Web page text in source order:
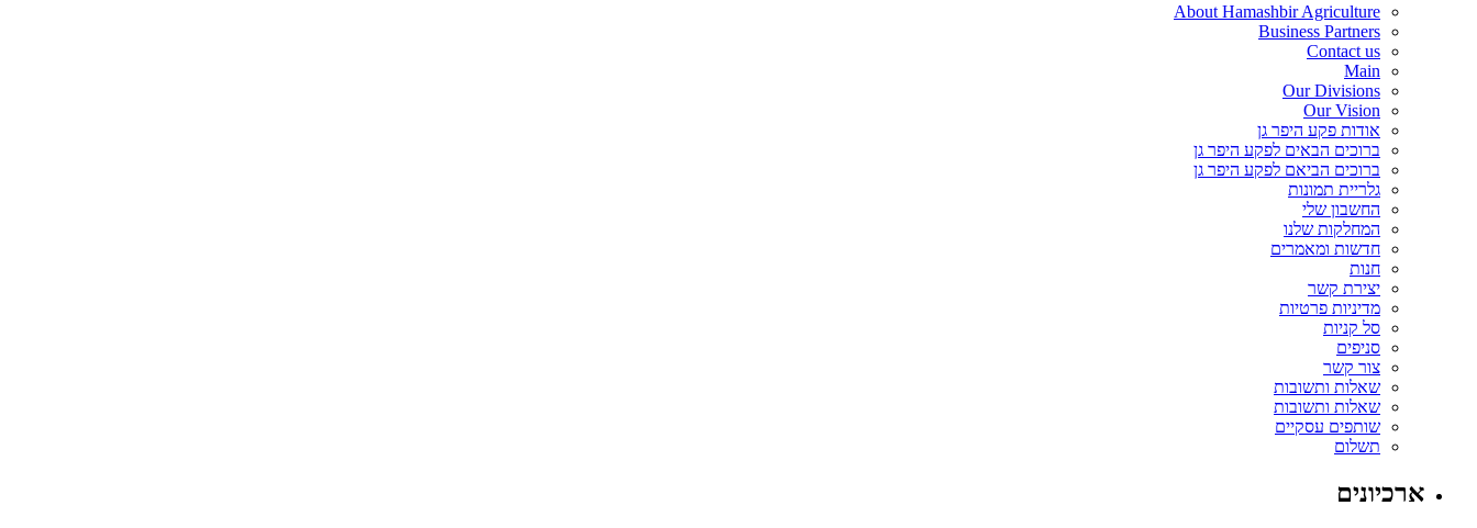
About Hamashbir Agriculture
Business Partners
Contact us
Main
Our Divisions
Our Vision
אודות פקע היפר גן
ברוכים הבאים לפקע היפר גן
ברוכים הביאם לפקע היפר גן
גלריית תמונות
החשבון שלי
המחלקות שלנו
חדשות ומאמרים
חנות
יצירת קשר
מדיניות פרטיות
סל קניות
סניפים
צור קשר
שאלות ותשובות
שאלות ותשובות
שותפים עסקיים
תשלום
ארכיונים